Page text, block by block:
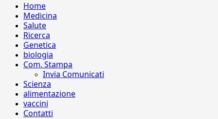
Home
Medicina
Salute
Ricerca
Genetica
biologia
Com. Stampa
Invia Comunicati
Scienza
alimentazione
vaccini
Contatti